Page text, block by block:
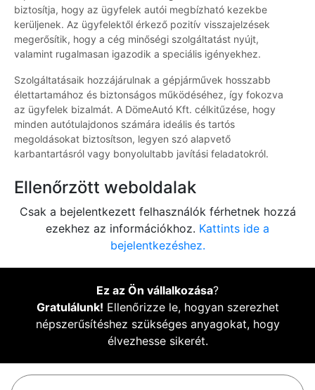
biztosítja, hogy az ügyfelek autói megbízható kezekbe
kerüljenek. Az ügyfelektől érkező pozitív visszajelzések
megerősítik, hogy a cég minőségi szolgáltatást nyújt,
valamint rugalmasan igazodik a speciális igényekhez.
Szolgáltatásaik hozzájárulnak a gépjárművek hosszabb
élettartamához és biztonságos működéséhez, így fokozva
az ügyfelek bizalmát. A DömeAutó Kft. célkitűzése, hogy
minden autótulajdonos számára ideális és tartós
megoldásokat biztosítson, legyen szó alapvető
karbantartásról vagy bonyolultabb javítási feladatokról.
Ellenőrzött weboldalak
Csak a bejelentkezett felhasználók férhetnek hozzá
ezekhez az információkhoz. Kattints ide a
bejelentkezéshez.
Ez az Ön vállalkozása?
Gratulálunk! Ellenőrizze le, hogyan szerezhet
népszerűsítéshez szükséges anyagokat, hogy
élvezhesse sikerét.